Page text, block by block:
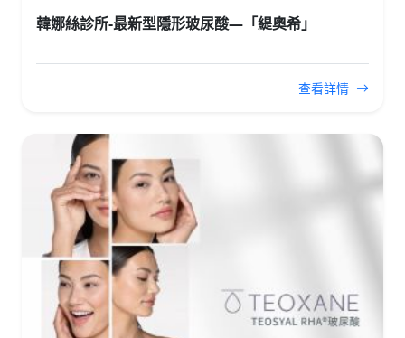
韓娜絲診所-最新型隱形玻尿酸—「緹奧希」
查看詳情